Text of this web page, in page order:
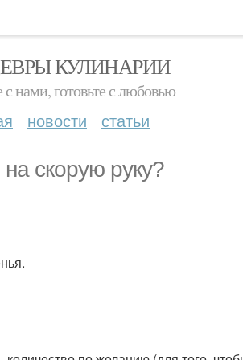
КУЛИНАРИИ
с нами, готовьте с любовью
новости статьи
скорую руку?